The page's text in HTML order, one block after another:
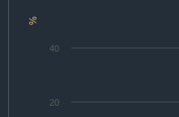
%
20
40